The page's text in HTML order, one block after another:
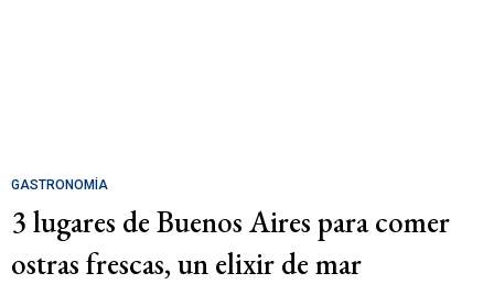
GASTRONOMÍA
3 lugares de Buenos Aires para comer
ostras frescas, un elixir de mar